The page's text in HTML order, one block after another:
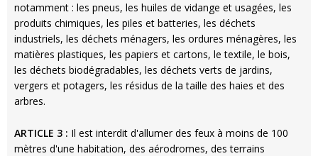
notamment : les pneus, les huiles de vidange et usagées, les
produits chimiques, les piles et batteries, les déchets
industriels, les déchets ménagers, les ordures ménagères, les
matières plastiques, les papiers et cartons, le textile, le bois,
les déchets biodégradables, les déchets verts de jardins,
vergers et potagers, les résidus de la taille des haies et des
arbres.
ARTICLE 3 : Il est interdit d'allumer des feux à moins de 100
mètres d'une habitation, des aérodromes, des terrains